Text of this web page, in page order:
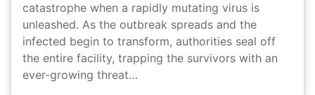
catastrophe when a rapidly mutating virus is
unleashed. As the outbreak spreads and the
infected begin to transform, authorities seal off
the entire facility, trapping the survivors with an
ever-growing threat…